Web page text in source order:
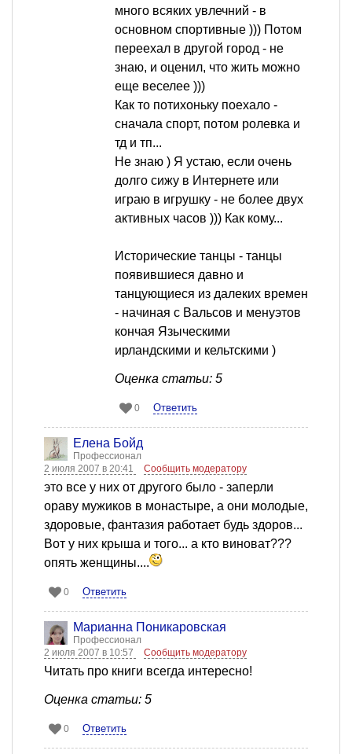
много всяких увлечний - в
основном спортивные ))) Потом
переехал в другой город - не
знаю, и оценил, что жить можно
еще веселее )))
Как то потихоньку поехало -
сначала спорт, потом ролевка и
тд и тп...
Не знаю ) Я устаю, если очень
долго сижу в Интернете или
играю в игрушку - не более двух
активных часов ))) Как кому...
Исторические танцы - танцы
появившиеся давно и
танцующиеся из далеких времен
- начиная с Вальсов и менуэтов
кончая Языческими
ирландскими и кельтскими )
Оценка статьи: 5
0 Ответить
Елена Бойд
Профессионал
2 июля 2007 в 20:41
Сообщить модератору
это все у них от другого было - заперли
ораву мужиков в монастыре, а они молодые,
здоровые, фантазия работает будь здоров...
Вот у них крыша и того... а кто виноват???
опять женщины....
0 Ответить
Марианна Поникаровская
Профессионал
2 июля 2007 в 10:57
Сообщить модератору
Читать про книги всегда интересно!
Оценка статьи: 5
0 Ответить